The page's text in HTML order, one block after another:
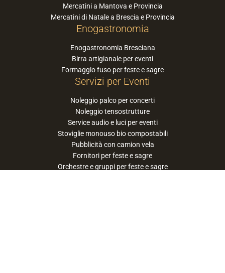
Mercatini a Mantova e Provincia
Mercatini di Natale a Brescia e Provincia
Enogastronomia
Enogastronomia Bresciana
Birra artigianale per eventi
Formaggio fuso per feste e sagre
Servizi per Eventi
Noleggio palco per concerti
Noleggio tensostrutture
Service audio e luci per eventi
Stoviglie monouso bio compostabili
Pubblicità con camion vela
Fornitori per feste e sagre
Orchestre e gruppi per feste e sagre